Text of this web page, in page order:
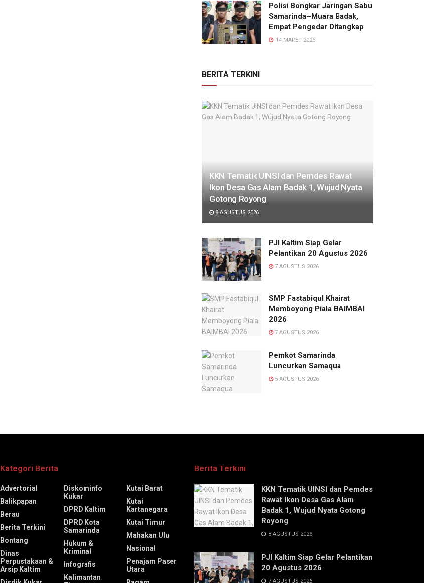
Polisi Bongkar Jaringan Sabu
Samarinda–Muara Badak,
Empat Pengedar Ditangkap
14 MARET 2026
BERITA TERKINI
KKN Tematik UINSI dan Pemdes Rawat
Ikon Desa Gas Alam Badak 1, Wujud Nyata
Gotong Royong
8 AGUSTUS 2026
PJI Kaltim Siap Gelar
Pelantikan 20 Agustus 2026
7 AGUSTUS 2026
SMP Fastabiqul Khairat
Memboyong Piala BAIMBAI
2026
7 AGUSTUS 2026
Pemkot Samarinda
Luncurkan Samaqua
5 AGUSTUS 2026
Kategori Berita
Advertorial
Balikpapan
Berau
Berita Terkini
Bontang
Dinas
Perpustakaan &
Arsip Kaltim
Diskominfo
Kukar
DPRD Kaltim
DPRD Kota
Samarinda
Hukum &
Kriminal
Infografis
Kalimantan
Kutai Barat
Kutai
Kartanegara
Kutai Timur
Mahakan Ulu
Nasional
Penajam Paser
Utara
Berita Terkini
KKN Tematik UINSI dan Pemdes
Rawat Ikon Desa Gas Alam
Badak 1, Wujud Nyata Gotong
Royong
8 AGUSTUS 2026
PJI Kaltim Siap Gelar Pelantikan
20 Agustus 2026
7 AGUSTUS 2026